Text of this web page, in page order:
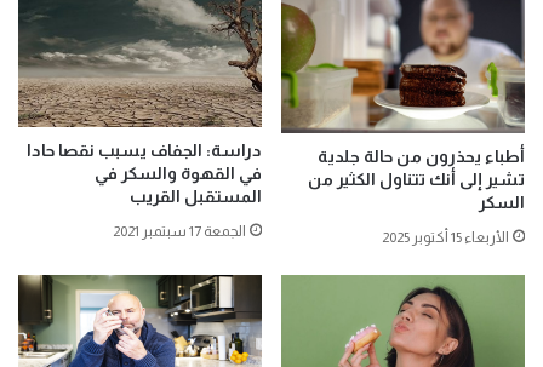
أطباء يحذرون من حالة جلدية
تشير إلى أنك تتناول الكثير من
السكر
الأربعاء 15 أكتوبر 2025
دراسة: الجفاف يسبب نقصا حادا
في القهوة والسكر في
المستقبل القريب
الجمعة 17 سبتمبر 2021